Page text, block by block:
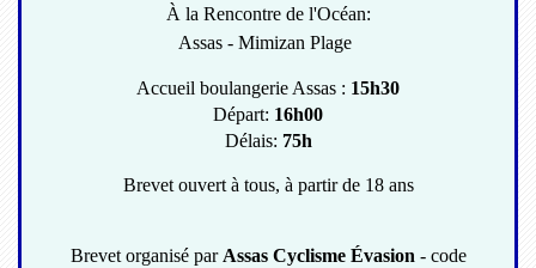
À la Rencontre de l'Océan:
Assas - Mimizan Plage
Accueil boulangerie Assas : 15h30
Départ: 16h00
Délais: 75h
Brevet ouvert à tous, à partir de 18 ans
Brevet organisé par Assas Cyclisme Évasion - code